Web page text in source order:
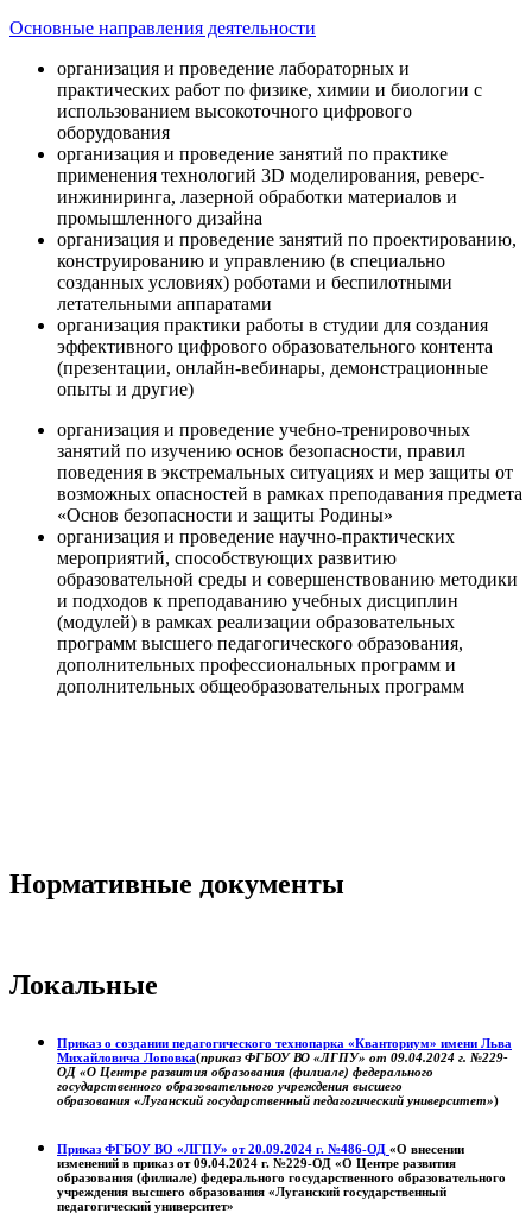
Основные направления деятельности
организация и проведение лабораторных и
практических работ по физике, химии и биологии с
использованием высокоточного цифрового
оборудования
организация и проведение занятий по практике
применения технологий 3D моделирования, реверс-
инжиниринга, лазерной обработки материалов и
промышленного дизайна
организация и проведение занятий по проектированию,
конструированию и управлению (в специально
созданных условиях) роботами и беспилотными
летательными аппаратами
организация практики работы в студии для создания
эффективного цифрового образовательного контента
(презентации, онлайн-вебинары, демонстрационные
опыты и другие)
организация и проведение учебно-тренировочных
занятий по изучению основ безопасности, правил
поведения в экстремальных ситуациях и мер защиты от
возможных опасностей в рамках преподавания предмета
«Основ безопасности и защиты Родины»
организация и проведение научно-практических
мероприятий, способствующих развитию
образовательной среды и совершенствованию методики
и подходов к преподаванию учебных дисциплин
(модулей) в рамках реализации образовательных
программ высшего педагогического образования,
дополнительных профессиональных программ и
дополнительных общеобразовательных программ
Нормативные документы
Локальные
Приказ о создании педагогического технопарка «Кванториум» имени Льва
Михайловича Лоповка(приказ ФГБОУ ВО «ЛГПУ» от 09.04.2024 г. №229-
ОД «О Центре развития образования (филиале) федерального
государственного образовательного учреждения высшего
образования «Луганский государственный педагогический университет»)
Приказ ФГБОУ ВО «ЛГПУ» от 20.09.2024 г. №486-ОД «О внесении
изменений в приказ от 09.04.2024 г. №229-ОД «О Центре развития
образования (филиале) федерального государственного образовательного
учреждения высшего образования «Луганский государственный
педагогический университет»